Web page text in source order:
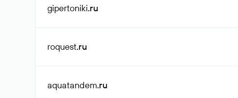
gipertoniki.ru
roquest.ru
aquatandem.ru